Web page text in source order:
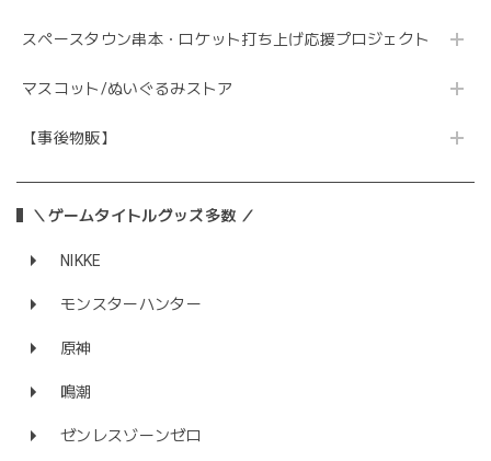
スペースタウン串本・ロケット打ち上げ応援プロジェクト
マスコット/ぬいぐるみストア
【事後物販】
＼ゲームタイトルグッズ多数 ／
NIKKE
モンスターハンター
原神
鳴潮
ゼンレスゾーンゼロ